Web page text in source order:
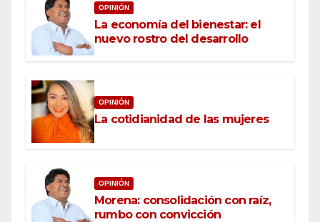
OPINIÓN
La economía del bienestar: el
nuevo rostro del desarrollo
OPINIÓN
La cotidianidad de las mujeres
OPINIÓN
Morena: consolidación con raíz,
rumbo con convicción